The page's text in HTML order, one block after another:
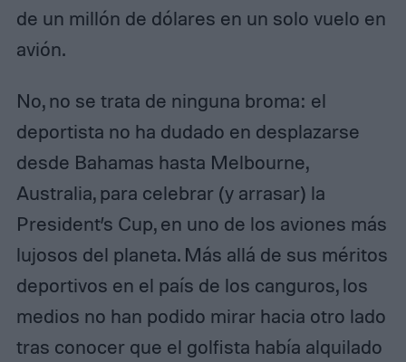
de un millón de dólares en un solo vuelo en
avión.
No, no se trata de ninguna broma: el
deportista no ha dudado en desplazarse
desde Bahamas hasta Melbourne,
Australia, para celebrar (y arrasar) la
President’s Cup, en uno de los aviones más
lujosos del planeta. Más allá de sus méritos
deportivos en el país de los canguros, los
medios no han podido mirar hacia otro lado
tras conocer que el golfista había alquilado